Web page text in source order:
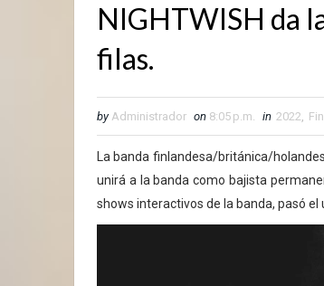
NIGHTWISH da
filas.
by Administrador on 8:05 p.m. in 2022,
La banda finlandesa/británica/
unirá a la banda como bajista
shows interactivos de la banda, pasó